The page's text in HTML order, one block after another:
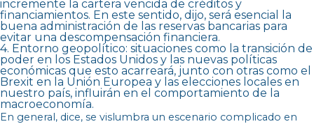
incremente la cartera vencida de créditos y
financiamientos. En este sentido, dijo, será esencial la
buena administración de las reservas bancarias para
evitar una descompensación financiera.
4. Entorno geopolítico: situaciones como la transición de
poder en los Estados Unidos y las nuevas políticas
económicas que esto acarreará, junto con otras como el
Brexit en la Unión Europea y las elecciones locales en
nuestro país, influirán en el comportamiento de la
macroeconomía.
En general, dice, se vislumbra un escenario complicado en